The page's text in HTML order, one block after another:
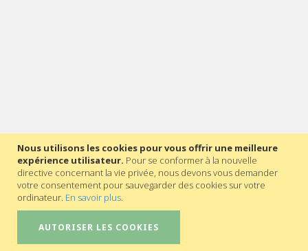
Nous utilisons les cookies pour vous offrir une meilleure
expérience utilisateur. Pour se conformer à la nouvelle
directive concernant la vie privée, nous devons vous demander
votre consentement pour sauvegarder des cookies sur votre
ordinateur. En savoir plus.
AUTORISER LES COOKIES